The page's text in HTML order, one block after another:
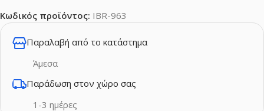
Κωδικός προϊόντος: IBR-963
Παραλαβή από το κατάστημα
Άμεσα
Παράδωση στον χώρο σας
1-3 ημέρες